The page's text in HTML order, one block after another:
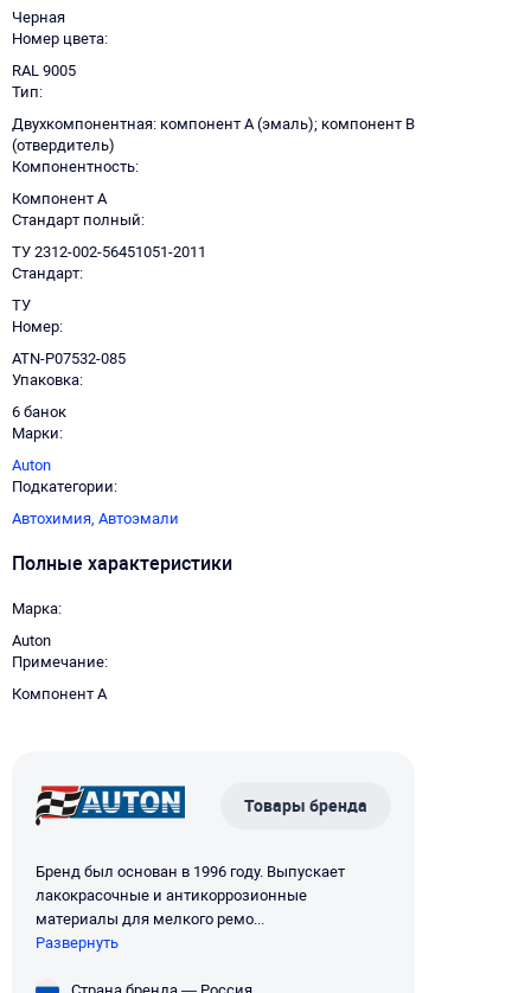
Черная
Номер цвета
RAL 9005
Тип
Двухкомпонентная: компонент А (эмаль); компонент В
(отвердитель)
Компонентность
Компонент А
Стандарт полный
ТУ 2312-002-56451051-2011
Стандарт
ТУ
Номер
ATN-P07532-085
Упаковка
6 банок
Марки
Auton
Подкатегории
Автохимия, Автоэмали
Полные характеристики
Марка
Auton
Примечание
Компонент А
Товары бренда
Бренд был основан в 1996 году. Выпускает
лакокрасочные и антикоррозионные
материалы для мелкого ремо...
Развернуть